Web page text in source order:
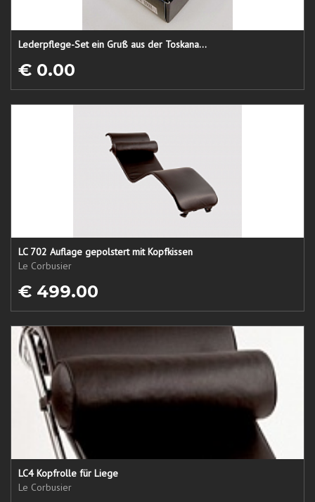
Lederpflege-Set ein Gruß aus der Toskana...
€ 0.00
LC 702 Auflage gepolstert mit Kopfkissen
Le Corbusier
€ 499.00
LC4 Kopfrolle für Liege
Le Corbusier